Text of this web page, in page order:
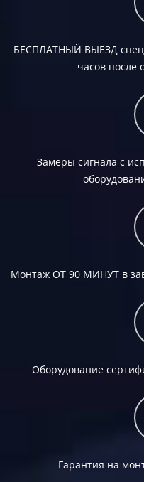
БЕСПЛАТНЫЙ ВЫЕЗД
часов после
Замеры сигнала с
Монтаж ОТ 90 МИНУТ в
Оборудование
Гарантия на